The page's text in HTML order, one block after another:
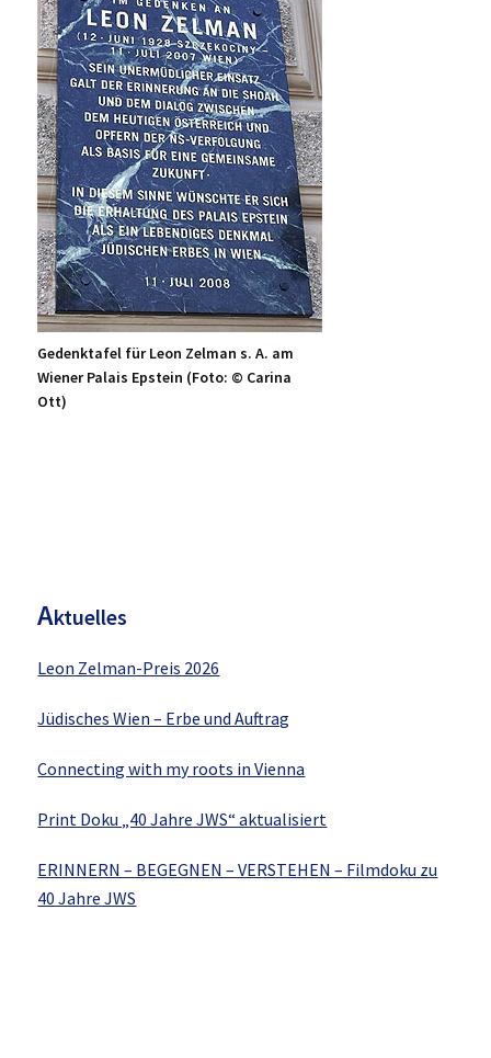
Gedenktafel für Leon Zelman s. A. am
Wiener Palais Epstein (Foto: © Carina
Ott)
Aktuelles
Leon Zelman-Preis 2026
Jüdisches Wien – Erbe und Auftrag
Connecting with my roots in Vienna
Print Doku „40 Jahre JWS“ aktualisiert
ERINNERN – BEGEGNEN – VERSTEHEN – Filmdoku zu
40 Jahre JWS